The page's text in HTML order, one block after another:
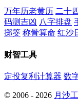
万年历老黄历 二十
码测吉凶 八字排盘
掷筊 称骨算命 红沙
财智工具
定投复利计算器 数
© 2006 - 2026 月沙